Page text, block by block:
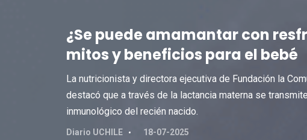
¿Se puede amamantar con
mitos y beneficios para el bebé
La nutricionista y directora ejecutiva de Fundación la
destacó que a través de la lactancia materna se
inmunológico del recién nacido.
Diario UCHILE 18-07-2025